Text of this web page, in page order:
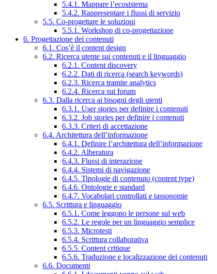
5.4.1. Mappare l’ecosistema
5.4.2. Rappresentare i flussi di servizio
5.5. Co-progettare le soluzioni
5.5.1. Workshop di co-progettazione
6. Progettazione dei contenuti
6.1. Cos’è il content design
6.2. Ricerca utente sui contenuti e il linguaggio
6.2.1. Content discovery
6.2.2. Dati di ricerca (search keywords)
6.2.3. Ricerca tramite analytics
6.2.4. Ricerca sui forum
6.3. Dalla ricerca ai bisogni degli utenti
6.3.1. User stories per definire i contenuti
6.3.2. Job stories per definire i contenuti
6.3.3. Criteri di accettazione
6.4. Architettura dell’informazione
6.4.1. Definire l’architettura dell’informazione
6.4.2. Alberatura
6.4.3. Flussi di interazione
6.4.4. Sistemi di navigazione
6.4.5. Tipologie di contenuto (content type)
6.4.6. Ontologie e standard
6.4.7. Vocabolari controllati e tassonomie
6.5. Scrittura e linguaggio
6.5.1. Come leggono le persone sul web
6.5.2. Le regole per un linguaggio semplice
6.5.3. Microtesti
6.5.4. Scrittura collaborativa
6.5.5. Content critique
6.5.6. Traduzione e localizzazione dei contenuti
6.6. Documenti